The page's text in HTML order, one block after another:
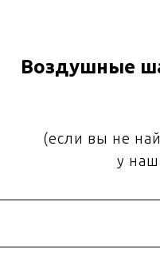
Воздушные
(если вы не
у